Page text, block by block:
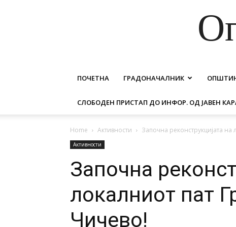
ПОЧЕТНА ГРАДОНАЧАЛНИК
СЛОБОДЕН ПРИСТАП ДО ИНФОР. ОД ЈАВЕН
Home Активности Започна реконструкцијата
Активности
Започна
локалниот пат
Чичево!